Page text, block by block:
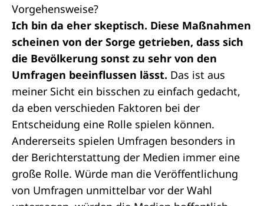
Vorgehensweise?
Ich bin da eher skeptisch. Diese Maßnahmen
scheinen von der Sorge getrieben, dass sich
die Bevölkerung sonst zu sehr von den
Umfragen beeinflussen lässt. Das ist aus
meiner Sicht ein bisschen zu einfach gedacht,
da eben verschieden Faktoren bei der
Entscheidung eine Rolle spielen können.
Andererseits spielen Umfragen besonders in
der Berichterstattung der Medien immer eine
große Rolle. Würde man die Veröffentlichung
von Umfragen unmittelbar vor der Wahl